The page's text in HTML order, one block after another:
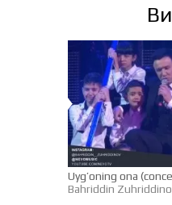
Uyg’oning ona
Bahriddin